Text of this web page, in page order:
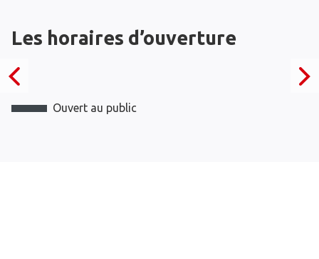
Les horaires d’ouverture
Ouvert au public